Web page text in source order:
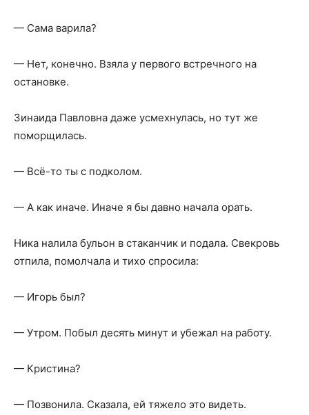
— Сама варила?
— Нет, конечно. Взяла у первого встречного на
остановке.
Зинаида Павловна даже усмехнулась, но тут же
поморщилась.
— Всё-то ты с подколом.
— А как иначе. Иначе я бы давно начала орать.
Ника налила бульон в стаканчик и подала. Свекровь
отпила, помолчала и тихо спросила:
— Игорь был?
— Утром. Побыл десять минут и убежал на работу.
— Кристина?
— Позвонила. Сказала, ей тяжело это видеть.